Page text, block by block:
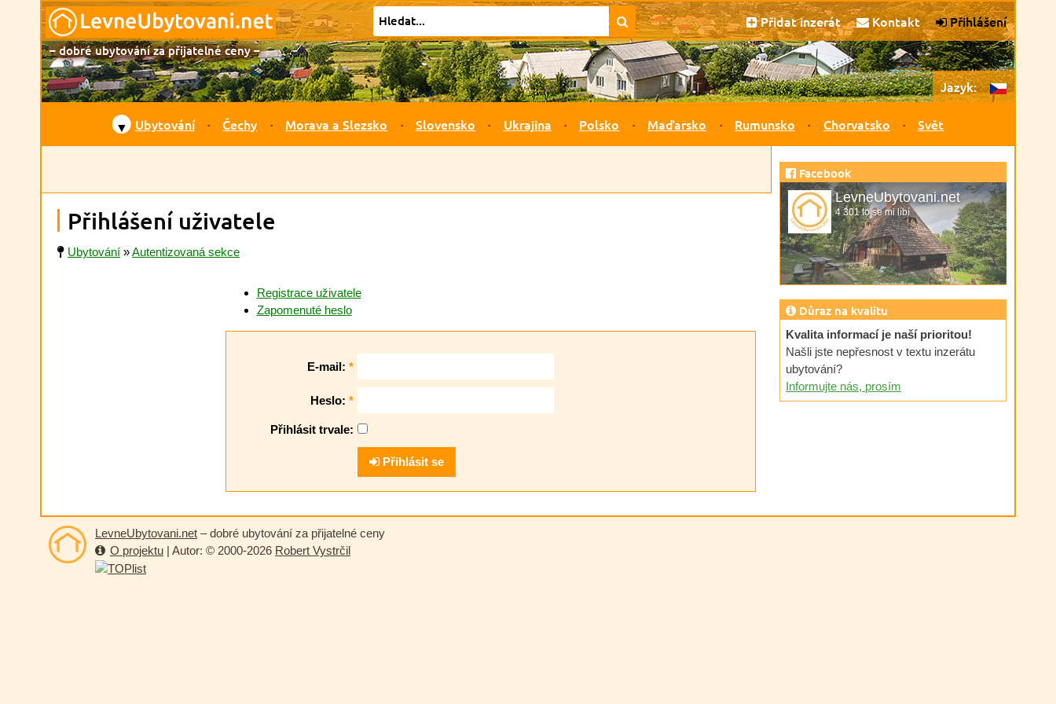
Přidat inzerát Kontakt Přihlášení
– dobré ubytování za přijatelné ceny –
Jazyk:
▼ Ubytování Čechy Morava a Slezsko Slovensko Ukrajina Polsko Maďarsko Rumunsko Chorvatsko Svět
Přihlášení uživatele
Ubytování »Autentizovaná sekce
Registrace uživatele
Zapomenuté heslo
E-mail: *
Heslo: *
Přihlásit trvale:
Přihlásit se
Facebook
LevneUbytovani.net
4 301 to se mi líbí
Důraz na kvalitu
Kvalita informací je naší prioritou!
Našli jste nepřesnost v textu inzerátu
ubytování?
Informujte nás, prosím
LevneUbytovani.net – dobré ubytování za přijatelné ceny
O projektu | Autor: © 2000-2026 Robert Vystrčil